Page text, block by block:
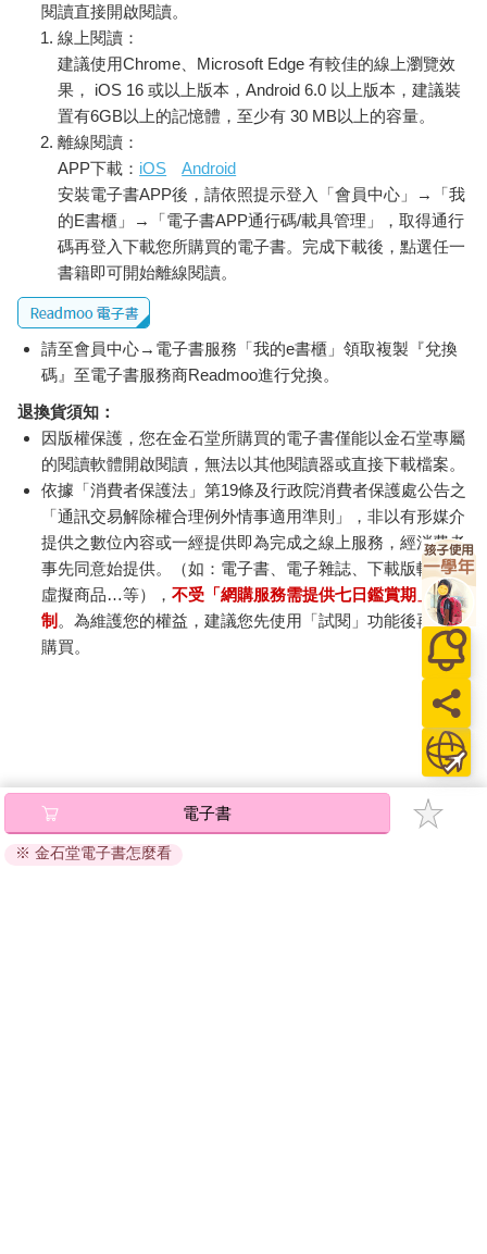
閱讀直接開啟閱讀。
線上閱讀：
建議使用Chrome、Microsoft Edge 有較佳的線上瀏覽效
果， iOS 16 或以上版本，Android 6.0 以上版本，建議裝
置有6GB以上的記憶體，至少有 30 MB以上的容量。
離線閱讀：
APP下載： iOS
Android
安裝電子書APP後，請依照提示登入「會員中心」→「我
的E書櫃」→「電子書APP通行碼/載具管理」，取得通行
碼再登入下載您所購買的電子書。完成下載後，點選任一
書籍即可開始離線閱讀。
請至會員中心→電子書服務「我的e書櫃」領取複製『兌換
碼』至電子書服務商Readmoo進行兌換。
退換貨須知：
因版權保護，您在金石堂所購買的電子書僅能以金石堂專屬
的閱讀軟體開啟閱讀，無法以其他閱讀器或直接下載檔案。
依據「消費者保護法」第19條及行政院消費者保護處公告之
「通訊交易解除權合理例外情事適用準則」，非以有形媒介
提供之數位內容或一經提供即為完成之線上服務，經消費者
事先同意始提供。（如：電子書、電子雜誌、下載版軟體、
虛擬商品…等），不受「網購服務需提供七日鑑賞期」的限
制 。為維護您的權益，建議您先使用「試閱」功能後再付款
購買。
電子書
※ 金石堂電子書怎麼看